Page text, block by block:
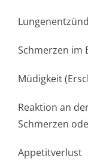
Schmerzen im
Müdigkeit
Reaktion an
Schmerzen
Appetitverlust